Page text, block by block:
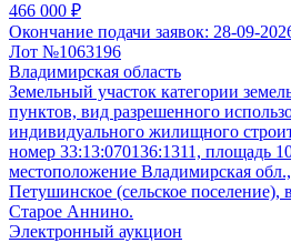
466 000 ₽
Окончание подачи заявок: 28-09-
Лот №1063196
Владимирская область
Земельный участок категории
пунктов, вид разрешенного
индивидуального жилищного
номер 33:13:070136:1311, площадь
местоположение Владимирская
Петушинское (сельское поселение),
Старое Аннино.
Электронный аукцион